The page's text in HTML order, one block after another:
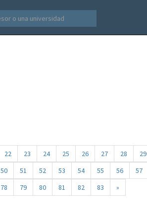
22 23 24 25 26 27 28
29
50 51 52 53 54 55 56
57
78 79 80 81 82 83 »